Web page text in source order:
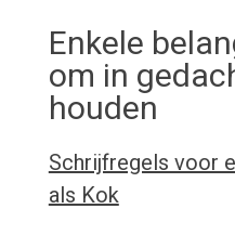
Enkele
om in
houden
Schrijfregels voor
als Kok